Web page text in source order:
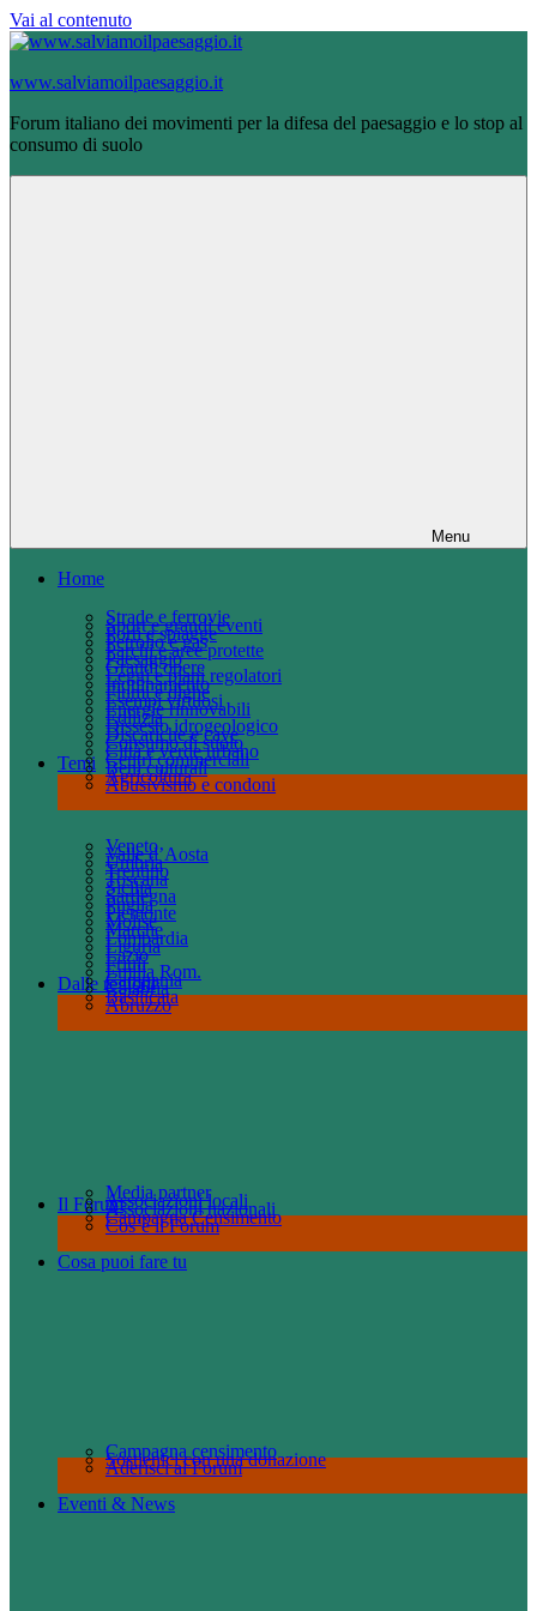
Vai al contenuto
www.salviamoilpaesaggio.it
Forum italiano dei movimenti per la difesa del paesaggio e lo stop al
consumo di suolo
Menu
Home
Temi
Abusivismo e condoni
Agricoltura
Beni culturali
Centri commerciali
Città e verde urbano
Consumo di suolo
Discariche e cave
Dissesto idrogeologico
Edilizia
Energie rinnovabili
Esempi virtuosi
Fiumi e dighe
Inquinamento
Leggi e piani regolatori
Grandi opere
Paesaggio
Parchi e aree protette
Petrolio e gas
Porti e spiagge
Sport e grandi eventi
Strade e ferrovie
Dalle regioni
Abruzzo
Basilicata
Calabria
Campania
Emilia Rom.
Friuli
Lazio
Liguria
Lombardia
Marche
Molise
Piemonte
Puglia
Sardegna
Sicilia
Toscana
Trentino
Umbria
Valle d’Aosta
Veneto
Il Forum
Cos’è il Forum
Campagna Censimento
Associazioni nazionali
Associazioni locali
Media partner
Cosa puoi fare tu
Aderisci al Forum
Sostienici con una donazione
Campagna censimento
Eventi & News